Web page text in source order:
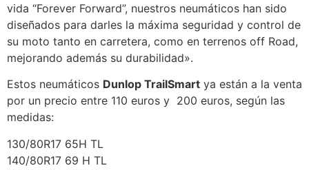
vida “Forever Forward”, nuestros neumáticos han sido
diseñados para darles la máxima seguridad y control de
su moto tanto en carretera, como en terrenos off Road,
mejorando además su durabilidad».
Estos neumáticos Dunlop TrailSmart ya están a la venta
por un precio entre 110 euros y 200 euros, según las
medidas:
130/80R17 65H TL
140/80R17 69 H TL